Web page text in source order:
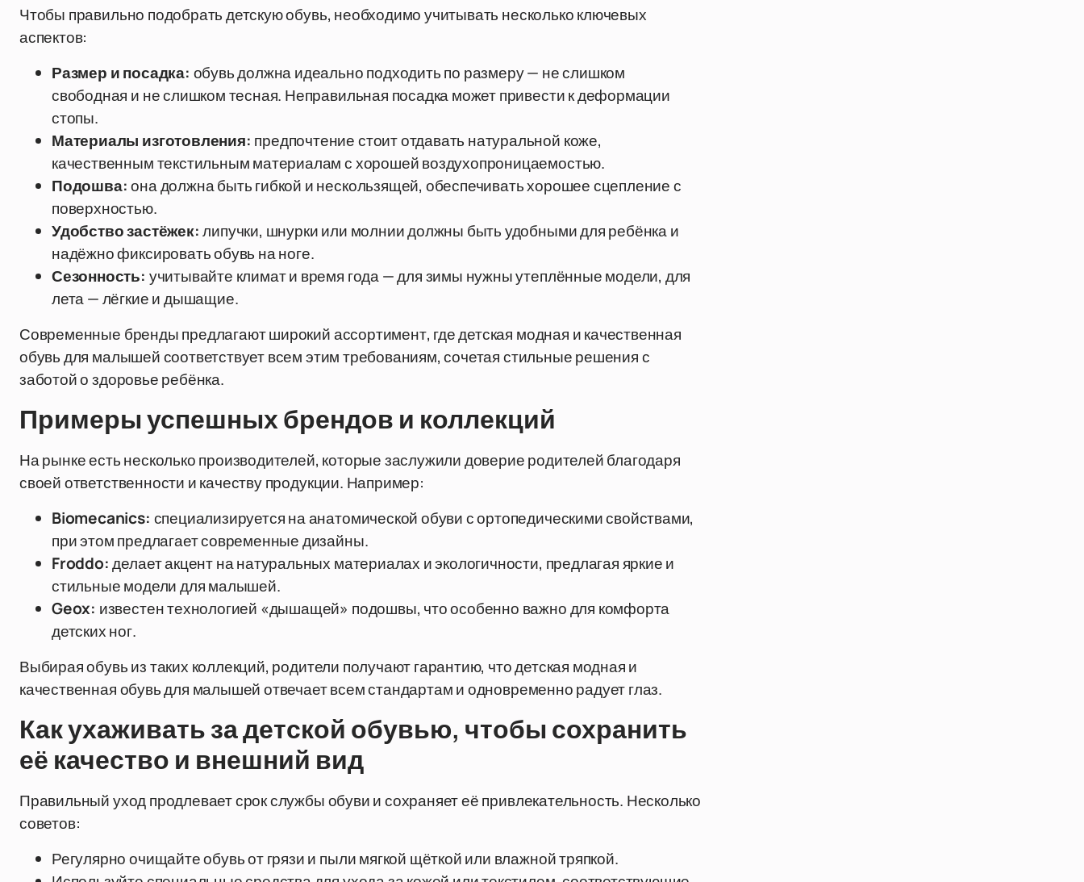
Чтобы правильно подобрать детскую обувь, необходимо учитывать несколько ключевых
аспектов:
Размер и посадка: обувь должна идеально подходить по размеру — не слишком
свободная и не слишком тесная. Неправильная посадка может привести к деформации
стопы.
Материалы изготовления: предпочтение стоит отдавать натуральной коже,
качественным текстильным материалам с хорошей воздухопроницаемостью.
Подошва:она должна быть гибкой и нескользящей, обеспечивать хорошее сцепление с
поверхностью.
Удобство застёжек:липучки, шнурки или молнии должны быть удобными для ребёнка и
надёжно фиксировать обувь на ноге.
Сезонность: учитывайте климат и время года — для зимы нужны утеплённые модели, для
лета — лёгкие и дышащие.
Современные бренды предлагают широкий ассортимент, где детская модная и качественная
обувь для малышей соответствует всем этим требованиям, сочетая стильные решения с
заботой о здоровье ребёнка.
Примеры успешных брендов и коллекций
На рынке есть несколько производителей, которые заслужили доверие родителей благодаря
своей ответственности и качеству продукции. Например:
Biomecanics: специализируется на анатомической обуви с ортопедическими свойствами,
при этом предлагает современные дизайны.
Froddo:делает акцент на натуральных материалах и экологичности, предлагая яркие и
стильные модели для малышей.
Geox: известен технологией «дышащей» подошвы, что особенно важно для комфорта
детских ног.
Выбирая обувь из таких коллекций, родители получают гарантию, что детская модная и
качественная обувь для малышей отвечает всем стандартам и одновременно радует глаз.
Как ухаживать за детской обувью, чтобы сохранить
её качество и внешний вид
Правильный уход продлевает срок службы обуви и сохраняет её привлекательность. Несколько
советов:
Регулярно очищайте обувь от грязи и пыли мягкой щёткой или влажной тряпкой.